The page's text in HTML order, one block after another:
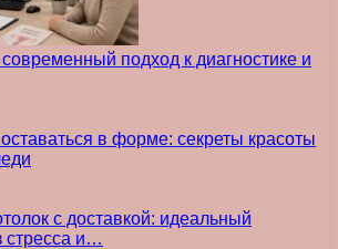
подход к диагностике и
в форме: секреты красоты
с доставкой: идеальный
стресса и…